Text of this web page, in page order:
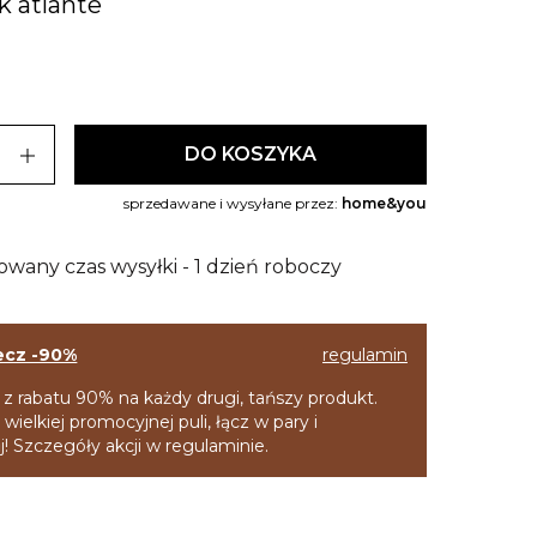
add DO KOSZYKA
sprzedawane i wysyłane przez: home&you
czas wysyłki - 1 dzień roboczy
-90%
regulamin
rabatu 90% na każdy drugi, tańszy produkt.
promocyjnej puli, łącz w pary i
Szczegóły akcji w regulaminie.